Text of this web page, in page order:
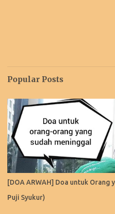
Popular Posts
[DOA ARWAH] Doa untuk Orang
Puji Syukur)